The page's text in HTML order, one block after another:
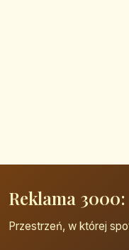
Reklama
Przestrzeń, w której